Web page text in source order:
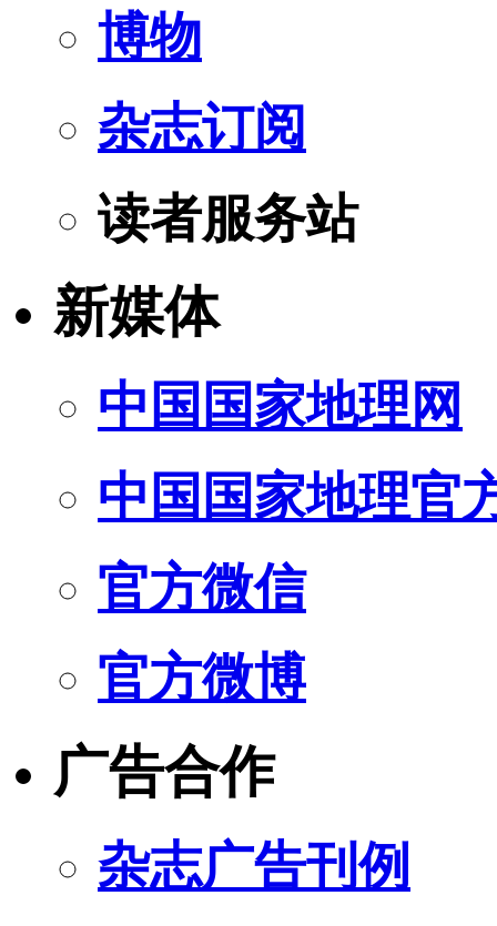
博物
杂志订阅
读者服务站
新媒体
中国国家地理网
中国国家地理官
官方微信
官方微博
广告合作
杂志广告刊例